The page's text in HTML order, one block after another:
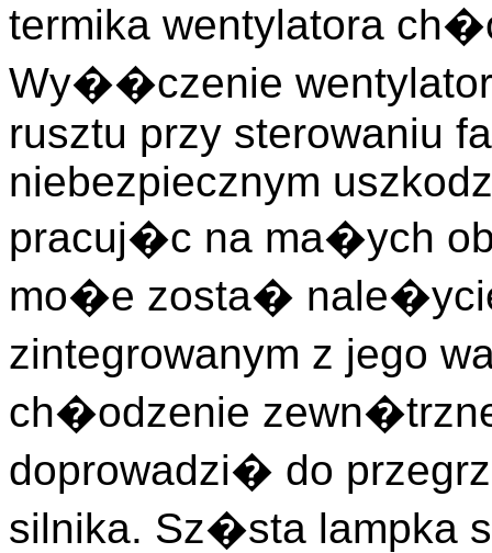
termika wentylatora
Wy��czenie
rusztu przy sterowaniu
niebezpiecznym
pracuj�c na ma�ych
mo�e zosta�
zintegrowanym z jego
ch�odzenie
doprowadzi� do
silnika. Sz�sta lampka